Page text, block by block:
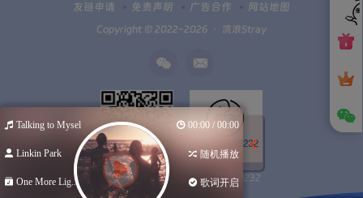
友链申请 免责声明 广告合作 网站地图
Copyright © 2022-2026 ・ 流浪Stray
扫码加微信 Q群100949232
Talking to Myself 00:00 / 00:00
Linkin Park 随机播放
One More Lig... 歌词开启